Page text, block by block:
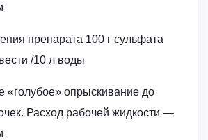
препарата 100 г сульфата
/10 л воды
«голубое» опрыскивание до
Расход рабочей жидкости ―